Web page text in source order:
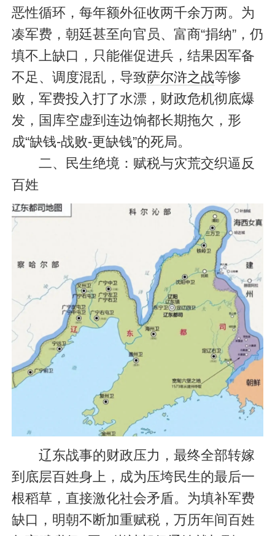
恶性循环，每年额外征收两千余万两。为
凑军费，朝廷甚至向官员、富商“捐纳”，仍
填不上缺口，只能催促进兵，结果因军备
不足、调度混乱，导致萨尔浒之战等惨
败，军费投入打了水漂，财政危机彻底爆
发，国库空虚到连边饷都长期拖欠，形
成“缺钱-战败-更缺钱”的死局。
二、民生绝境：赋税与灾荒交织逼反
百姓
辽东战事的财政压力，最终全部转嫁
到底层百姓身上，成为压垮民生的最后一
根稻草，直接激化社会矛盾。为填补军费
缺口，明朝不断加重赋税，万历年间百姓